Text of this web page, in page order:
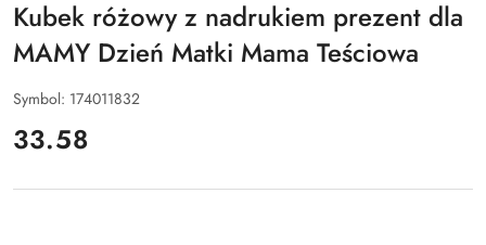
Kubek różowy z nadrukiem prezent dla
MAMY Dzień Matki Mama Teściowa
Symbol: 174011832
cena:
33.58